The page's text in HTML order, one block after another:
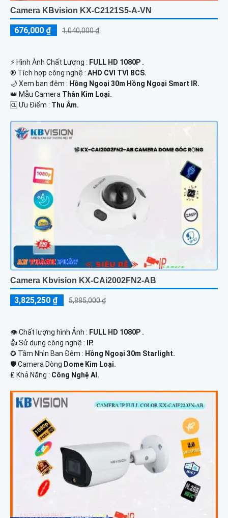
Camera KBvision KX-C2121S5-A-VN
676,000 ₫ 1,040,000 ₫
️⚡ Hình Ành Chất Lượng : FULL HD 1080P .
®️ Tích hợp công nghệ : AHD CVI TVI BCS.
🌙 Xem ban đêm : Hồng Ngoại 30m Hồng Ngoại Smart IR.
👑 Mẫu Camera Thân Kim Loại.
️🆑 Ưu Điểm : Thu Âm.
Camera Kbvision KX-CAi2002FN2-AB
3,825,250 ₫ 5,885,000 ₫
👁 Chất lượng hình Ảnh : FULL HD 1080P .
👍 Sử dụng công nghệ :
IP.
✪ Tầm Nhìn Ban Đêm : Hồng Ngoại 30m Starlight.
🛡 Camera Dòng Dome Kim Loại.
️₤ Khả Năng : Công Nghệ AI.